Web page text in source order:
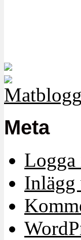
Meta
Logga
Inlägg